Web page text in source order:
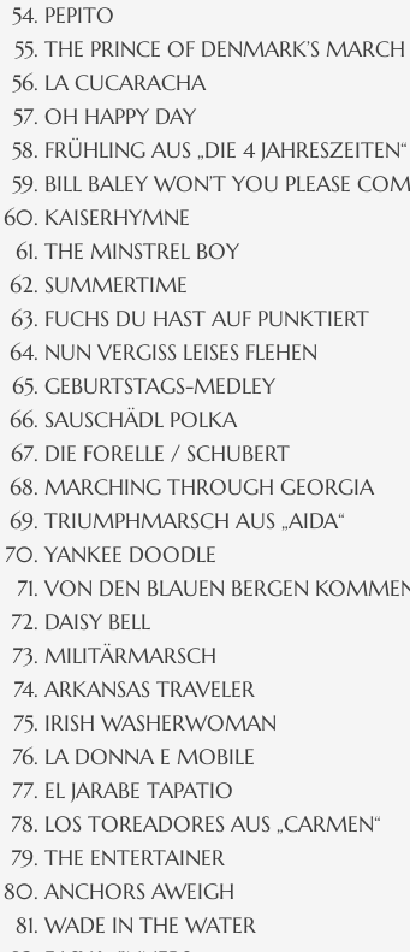
PEPITO
THE PRINCE OF DENMARK’S MARCH
LA CUCARACHA
OH HAPPY DAY
FRÜHLING AUS „DIE 4 JAHRESZEITEN“
BILL BALEY WON’T YOU PLEASE
KAISERHYMNE
THE MINSTREL BOY
SUMMERTIME
FUCHS DU HAST AUF PUNKTIERT
NUN VERGISS LEISES FLEHEN
GEBURTSTAGS-MEDLEY
SAUSCHÄDL POLKA
DIE FORELLE / SCHUBERT
MARCHING THROUGH GEORGIA
TRIUMPHMARSCH AUS „AIDA“
YANKEE DOODLE
VON DEN BLAUEN BERGEN
DAISY BELL
MILITÄRMARSCH
ARKANSAS TRAVELER
IRISH WASHERWOMAN
LA DONNA E MOBILE
EL JARABE TAPATIO
LOS TOREADORES AUS „CARMEN“
THE ENTERTAINER
ANCHORS AWEIGH
WADE IN THE WATER